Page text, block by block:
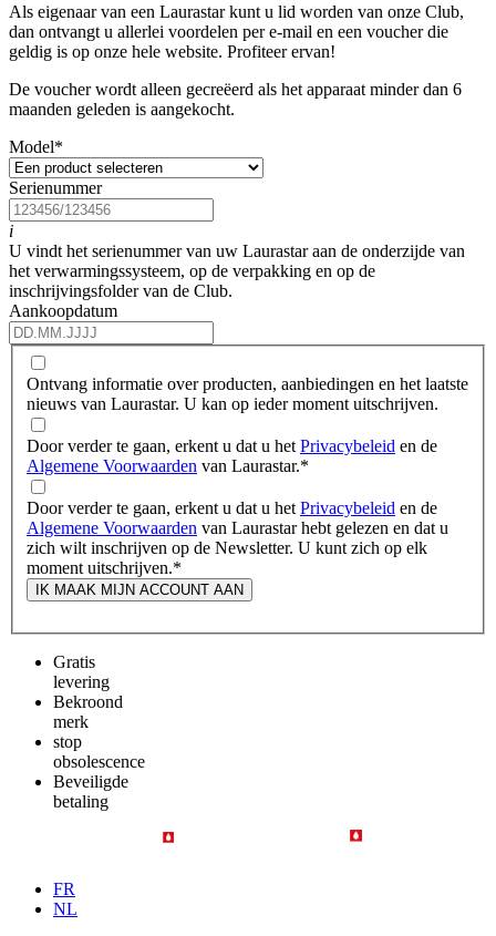
Als eigenaar van een Laurastar kunt u lid worden van onze Club,
dan ontvangt u allerlei voordelen per e-mail en een voucher die
geldig is op onze hele website. Profiteer ervan!
De voucher wordt alleen gecreëerd als het apparaat minder dan 6
maanden geleden is aangekocht.
Model*
Serienummer
i
U vindt het serienummer van uw Laurastar aan de onderzijde van
het verwarmingssysteem, op de verpakking en op de
inschrijvingsfolder van de Club.
Aankoopdatum
Ontvang informatie over producten, aanbiedingen en het laatste
nieuws van Laurastar. U kan op ieder moment uitschrijven.
Door verder te gaan, erkent u dat u het Privacybeleid en de
Algemene Voorwaarden van Laurastar.*
Door verder te gaan, erkent u dat u het Privacybeleid en de
Algemene Voorwaarden van Laurastar hebt gelezen en dat u
zich wilt inschrijven op de Newsletter. U kunt zich op elk
moment uitschrijven.*
IK MAAK MIJN ACCOUNT AAN
Gratis
levering
Bekroond
merk
stop
obsolescence
Beveiligde
betaling
FR
NL